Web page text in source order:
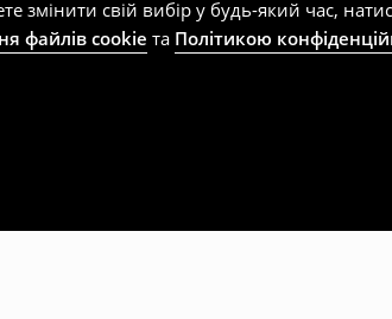
змінити свій вибір у будь-який час,
файлів cookie та Політикою